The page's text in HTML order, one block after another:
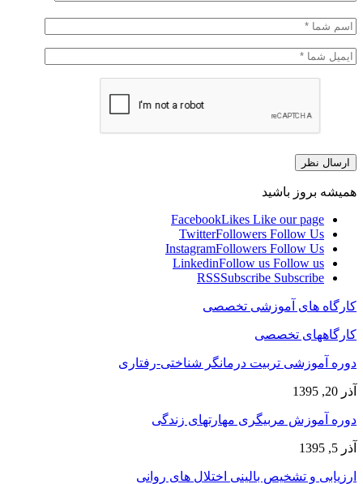
همیشه بروز باشید
FacebookLikes Like our page
TwitterFollowers Follow Us
InstagramFollowers Follow Us
LinkedinFollow us Follow us
RSSSubscribe Subscribe
کارگاه های آموزشی تخصصی
کارگاههای تخصصی
دوره آموزشی تربیت درمانگر شناختی-رفتاری
آذر 20, 1395
دوره آموزش مربیگری مهارتهای زندگی
آذر 5, 1395
ارزیابی و تشخیص بالینی اختلال های روانی